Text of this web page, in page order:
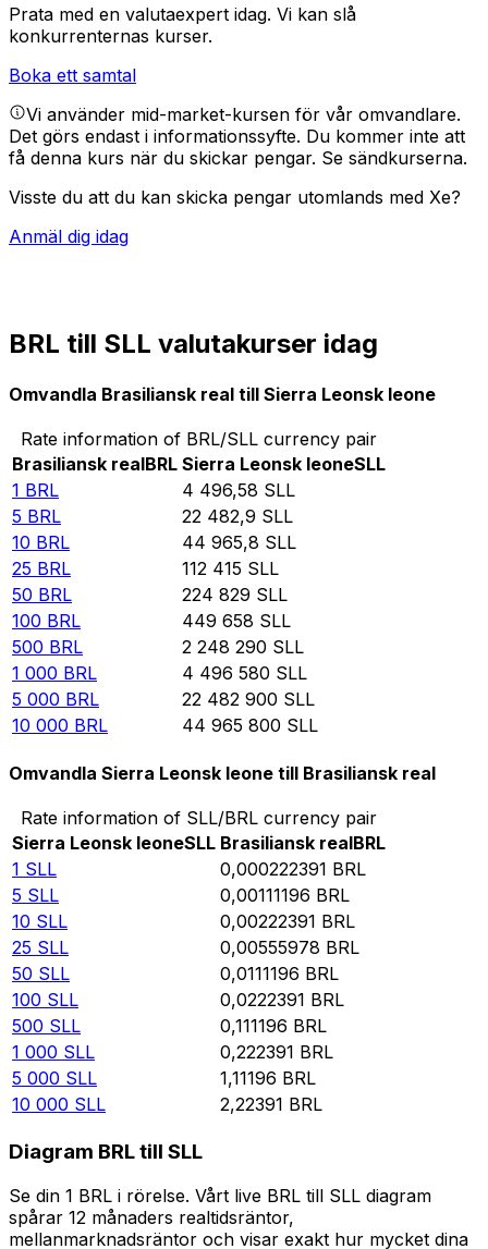
Prata med en valutaexpert idag. Vi kan slå
konkurrenternas kurser.
Boka ett samtal
Vi använder mid-market-kursen för vår omvandlare.
Det görs endast i informationssyfte. Du kommer inte att
få denna kurs när du skickar pengar. Se sändkurserna.
Visste du att du kan skicka pengar utomlands med Xe?
Anmäl dig idag
BRL till SLL valutakurser idag
Omvandla Brasiliansk real till Sierra Leonsk leone
Rate information of BRL/SLL currency pair
Brasiliansk realBRL Sierra Leonsk leoneSLL
1 BRL 4 496,58 SLL
5 BRL 22 482,9 SLL
10 BRL 44 965,8 SLL
25 BRL 112 415 SLL
50 BRL 224 829 SLL
100 BRL 449 658 SLL
500 BRL 2 248 290 SLL
1 000 BRL 4 496 580 SLL
5 000 BRL 22 482 900 SLL
10 000 BRL 44 965 800 SLL
Omvandla Sierra Leonsk leone till Brasiliansk real
Rate information of SLL/BRL currency pair
Sierra Leonsk leoneSLL Brasiliansk realBRL
1 SLL 0,000222391 BRL
5 SLL 0,00111196 BRL
10 SLL 0,00222391 BRL
25 SLL 0,00555978 BRL
50 SLL 0,0111196 BRL
100 SLL 0,0222391 BRL
500 SLL 0,111196 BRL
1 000 SLL 0,222391 BRL
5 000 SLL 1,11196 BRL
10 000 SLL 2,22391 BRL
Diagram BRL till SLL
Se din 1 BRL i rörelse. Vårt live BRL till SLL diagram
spårar 12 månaders realtidsräntor,
mellanmarknadsräntor och visar exakt hur mycket dina